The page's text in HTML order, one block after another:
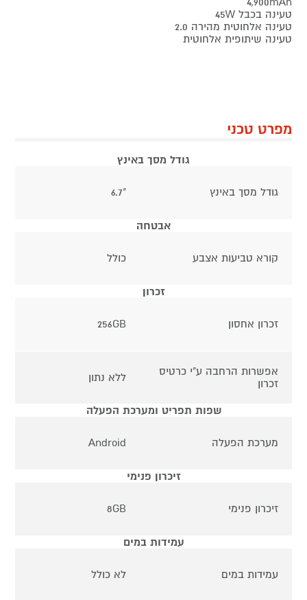
טעינה בכבל 45W
טעינה אלחוטית מהירה 2.0
טעינה שיתופית אלחוטית
מפרט טכני
גודל מסך באינץ
גודל מסך באינץ "6.7
אבטחה
קורא טביעות אצבע כולל
זכרון
זכרון אחסון 256GB
אפשרות הרחבה ע"י כרטיס
זכרון
ללא נתון
שפות תפריט ומערכת הפעלה
מערכת הפעלה Android
זיכרון פנימי
זיכרון פנימי 8GB
עמידות במים
עמידות במים לא כולל